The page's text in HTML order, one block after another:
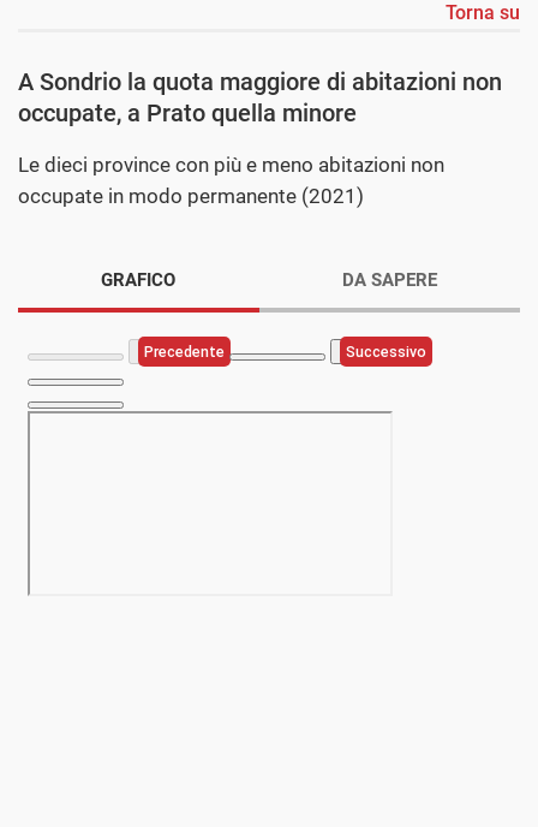
Torna su
A Sondrio la quota maggiore di abitazioni non
occupate, a Prato quella minore
Le dieci province con più e meno abitazioni non
occupate in modo permanente (2021)
GRAFICO DA SAPERE